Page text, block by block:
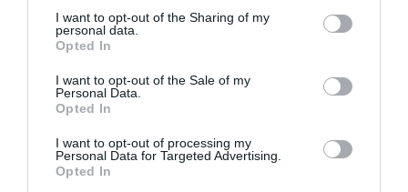
not limited to your visit or usage behaviour. You may click to
grant or deny consent to Google and its third-party tags to
use your data for below specified purposes in below Google
consent section.
I want to opt-out of the Sharing of my
personal data.
Opted In
I want to opt-out of the Sale of my
Personal Data.
Opted In
I want to opt-out of processing my
Personal Data for Targeted Advertising.
Opted In
Mária Terézia gyermekei
egyszerre testesítették meg a
Habsburg hatalmi stratégia
dinasztikusházassági szövetségekEurópa-szerte
befolyásolták a politikai viszonyokat, miközben a
birodalmi kormányzás határaira mutattak rá. A család
történeteudvari pompát